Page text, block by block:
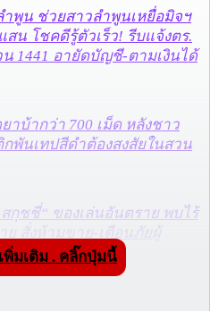
พูน ช่วยสาวลำพูนเหยื่อมิจฯ
สน โชคดีรู้ตัวเร็ว! รีบแจ้งตร.
1441 อายัดบัญชี-ตามเงินได้
าบ้ากว่า 700 เม็ด หลังชาว
พันเทปสีดำต้องสงสัยในสวน
สกุชชี่“ ของเล่นอันตราย พบไร้
ย สั่งห้ามขาย-เตือนภัยผู้
หลาน
มเติม . คลิ๊กปุ่มนี้